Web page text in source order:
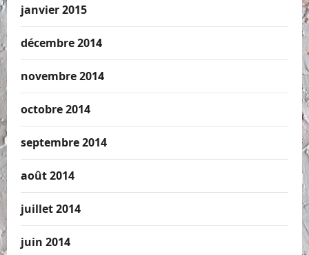
janvier 2015
décembre 2014
novembre 2014
octobre 2014
septembre 2014
août 2014
juillet 2014
juin 2014